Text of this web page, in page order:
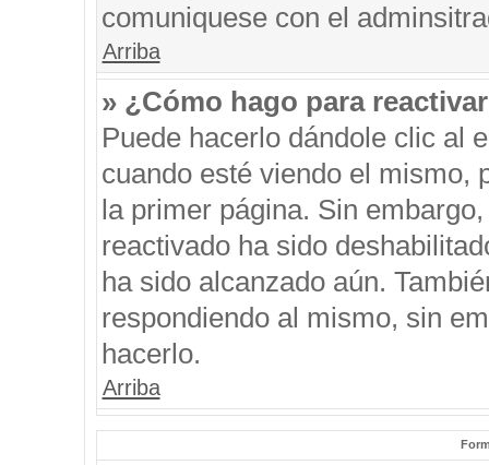
comuniquese con el
Arriba
» ¿Cómo hago para
Puede hacerlo dándole clic al
cuando esté viendo el mismo,
la primer página. Sin
reactivado ha sido
ha sido alcanzado aún.
respondiendo al mismo, sin
hacerlo.
Arriba